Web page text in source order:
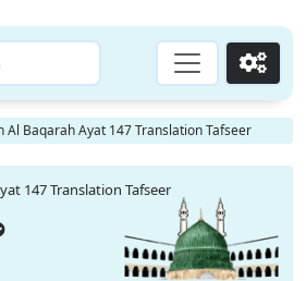
Go
Al Baqarah Ayat 147 Translation Tafseer
147 Translation Tafseer